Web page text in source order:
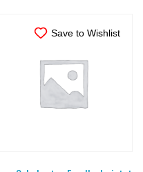
Save to Wishlist